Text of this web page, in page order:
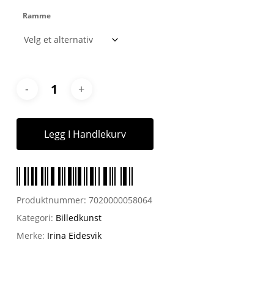
Ramme
Legg I Handlekurv
Produktnummer: 7020000058064
Kategori: Billedkunst
Merke: Irina Eidesvik